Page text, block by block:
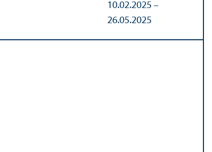
10.02.2025 –
26.05.2025